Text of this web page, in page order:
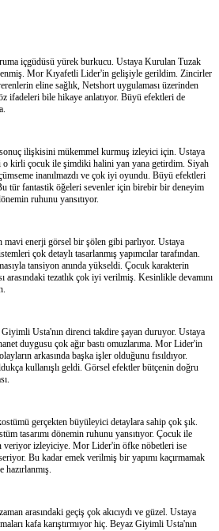
içgüdüsü yürek burkucu. Ustaya Kurulan Tuzak
Mor Kıyafetli Lider'in gelişiyle gerildim. Zincirler
eline sağlık, Netshort uygulaması üzerinden
ifadeleri bile hikaye anlatıyor. Büyü efektleri de
ilişkisini mükemmel kurmuş izleyici için. Ustaya
kirli çocuk ile şimdiki halini yan yana getirdim. Siyah
inanılmazdı ve çok iyi oyundu. Büyü efektleri
tür fantastik öğeleri sevenler için birebir bir deneyim
ruhunu yansıtıyor.
mavi enerji görsel bir şölen gibi parlıyor. Ustaya
çok detaylı tasarlanmış yapımcılar tarafından.
tansiyon anında yükseldi. Çocuk karakterin
arasındaki tezatlık çok iyi verilmiş. Kesinlikle devamını
Usta'nın direnci takdire şayan duruyor. Ustaya
duygusu çok ağır bastı omuzlarıma. Mor Lider'in
arkasında başka işler olduğunu fısıldıyor.
kullanışlı geldi. Görsel efektler bütçenin doğru
gerçekten büyüleyici detaylara sahip çok şık.
tasarımı dönemin ruhunu yansıtıyor. Çocuk ile
veriyor izleyiciye. Mor Lider'in öfke nöbetleri ise
Bu kadar emek verilmiş bir yapımı kaçırmamak
arasındaki geçiş çok akıcıydı ve güzel. Ustaya
kafa karıştırmıyor hiç. Beyaz Giyimli Usta'nın